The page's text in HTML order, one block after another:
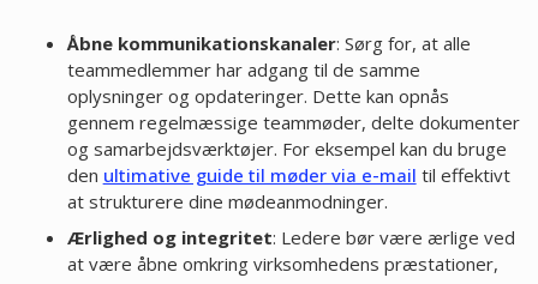
Åbne kommunikationskanaler: Sørg for, at alle
teammedlemmer har adgang til de samme
oplysninger og opdateringer. Dette kan opnås
gennem regelmæssige teammøder, delte dokumenter
og samarbejdsværktøjer. For eksempel kan du bruge
den ultimative guide til møder via e-mail til effektivt
at strukturere dine mødeanmodninger.
Ærlighed og integritet: Ledere bør være ærlige ved
at være åbne omkring virksomhedens præstationer,